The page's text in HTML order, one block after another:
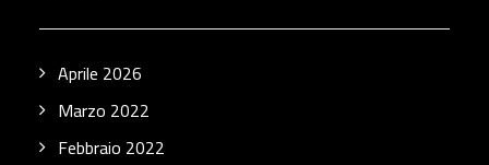
Aprile 2026
Marzo 2022
Febbraio 2022